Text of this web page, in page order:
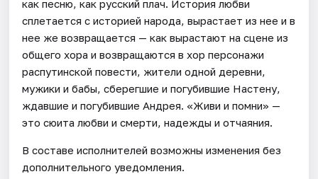
как песню, как русский плач. История любви
сплетается с историей народа, вырастает из нее и в
нее же возвращается — как вырастают на сцене из
общего хора и возвращаются в хор персонажи
распутинской повести, жители одной деревни,
мужики и бабы, сберегшие и погубившие Настену,
ждавшие и погубившие Андрея. «Живи и помни» —
это сюита любви и смерти, надежды и отчаяния.
В составе исполнителей возможны изменения без
дополнительного уведомления.